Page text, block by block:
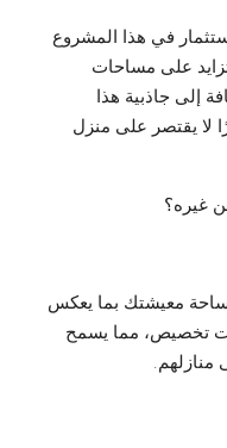
في هذا المشروع
على مساحات
إلى جاذبية هذا
لا يقتصر على منزل
غيره؟
معيشتك بما يعكس
تخصيص، مما يسمح
منازلهم.